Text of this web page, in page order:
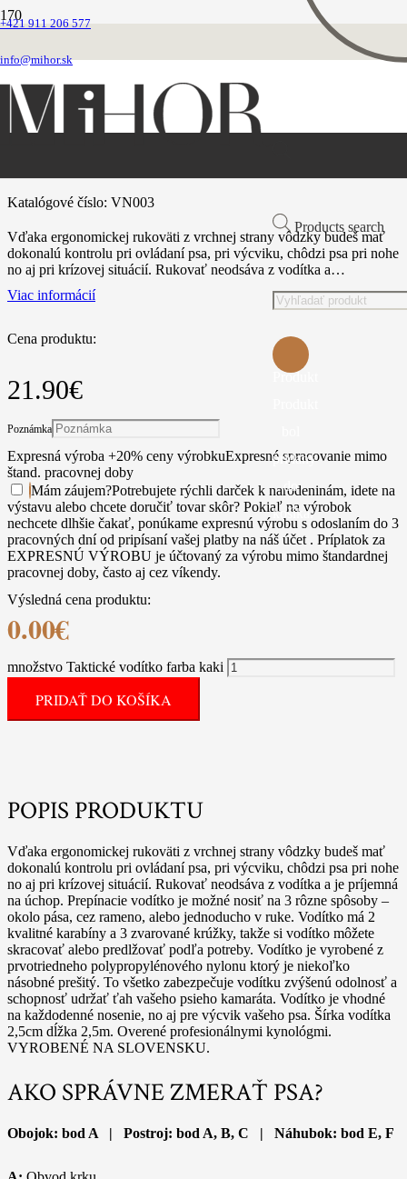
+421 911 206 577
info@mihor.sk
Products search
Produkt
pridaný
do
košíka.
Domovská stránka
Vôdzky nylonové ploché
Katalógové číslo: VN003
Vďaka ergonomickej rukoväti z vrchnej strany vôdzky budeš mať
dokonalú kontrolu pri ovládaní psa, pri výcviku, chôdzi psa pri nohe
no aj pri krízovej situácií. Rukovať neodsáva z vodítka a…
Viac informácií
Cena produktu:
21.90€
Poznámka
Expresná výroba +20% ceny výrobkuExpresné spracovanie mimo
štand. pracovnej doby
Mám záujem?Potrebujete rýchli darček k narodeninám, idete na
výstavu alebo chcete doručiť tovar skôr? Pokiaľ na výrobok
nechcete dlhšie čakať, ponúkame expresnú výrobu s odoslaním do 3
pracovných dní od pripísaní vašej platby na náš účet . Príplatok za
EXPRESNÚ VÝROBU je účtovaný za výrobu mimo štandardnej
pracovnej doby, často aj cez víkendy.
Výsledná cena produktu:
0.00€
množstvo Taktické vodítko farba kaki
PRIDAŤ DO KOŠÍKA
POPIS PRODUKTU
Vďaka ergonomickej rukoväti z vrchnej strany vôdzky budeš mať
dokonalú kontrolu pri ovládaní psa, pri výcviku, chôdzi psa pri nohe
no aj pri krízovej situácií. Rukovať neodsáva z vodítka a je príjemná
na úchop. Prepínacie vodítko je možné nosiť na 3 rôzne spôsoby –
okolo pása, cez rameno, alebo jednoducho v ruke. Vodítko má 2
kvalitné karabíny a 3 zvarované krúžky, takže si vodítko môžete
skracovať alebo predlžovať podľa potreby. Vodítko je vyrobené z
prvotriedneho polypropylénového nylonu ktorý je niekoľko
násobné prešitý. To všetko zabezpečuje vodítku zvýšenú odolnosť a
schopnosť udržať ťah vašeho psieho kamaráta. Vodítko je vhodné
na každodenné nosenie, no aj pre výcvik vašeho psa. Šírka vodítka
2,5cm dĺžka 2,5m. Overené profesionálnymi kynológmi.
VYROBENÉ NA SLOVENSKU.
AKO SPRÁVNE ZMERAŤ PSA?
Obojok: bod A | Postroj: bod A, B, C | Náhubok: bod E, F